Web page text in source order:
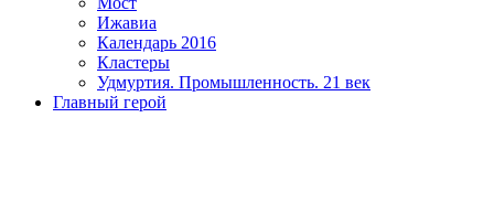
Ижавиа
Календарь 2016
Кластеры
Удмуртия. Промышленность. 21 век
Главный герой